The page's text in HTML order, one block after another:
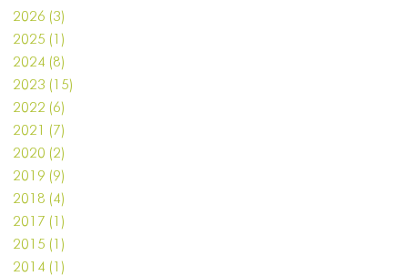
2026 (3)
2025 (1)
2024 (8)
2023 (15)
2022 (6)
2021 (7)
2020 (2)
2019 (9)
2018 (4)
2017 (1)
2015 (1)
2014 (1)